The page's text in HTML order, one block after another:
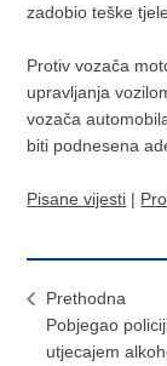
zadobio teške
Protiv vozača
upravljanja
vozača
biti podnesena
Pisane vijesti |
Prethodna
Pobjegao
utjecajem